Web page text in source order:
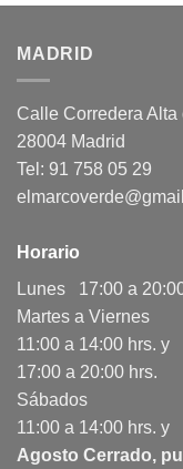
MADRID
Calle Corredera
28004 Madrid
Tel: 91 758 05 29
Horario
Lunes 17:00 a
Martes a Viernes
11:00 a 14:00 hrs. y
17:00 a 20:00 hrs.
Sábados
11:00 a 14:00 hrs. y
Agosto Cerrado,